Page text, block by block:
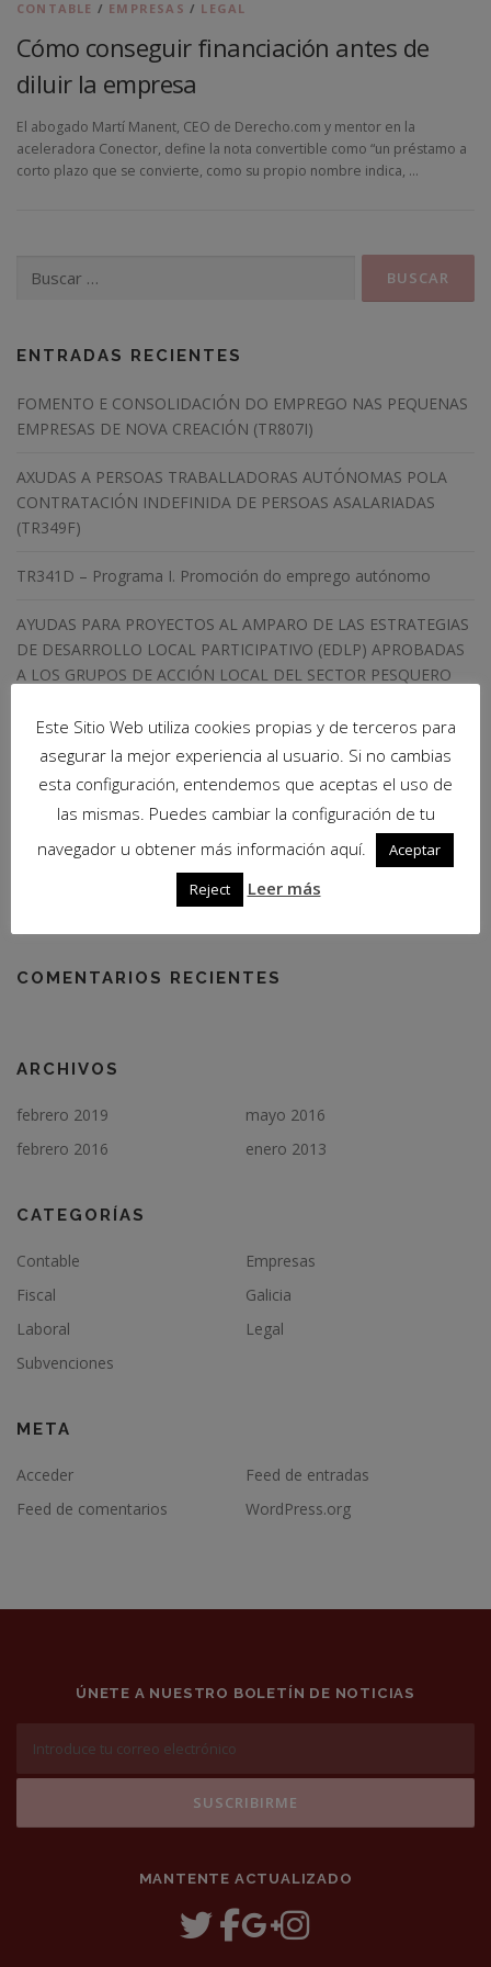
NOSOTROS CONTACTO ASESORÍA VIRTUAL
CONTABLE / EMPRESAS / LEGAL
Cómo conseguir financiación antes de
diluir la empresa
El abogado Martí Manent, CEO de Derecho.com y mentor en la
aceleradora Conector, define la nota convertible como “un préstamo a
corto plazo que se convierte, como su propio nombre indica, …
ENTRADAS RECIENTES
FOMENTO E CONSOLIDACIÓN DO EMPREGO NAS PEQUENAS
EMPRESAS DE NOVA CREACIÓN (TR807I)
AXUDAS A PERSOAS TRABALLADORAS AUTÓNOMAS POLA
CONTRATACIÓN INDEFINIDA DE PERSOAS ASALARIADAS
(TR349F)
TR341D – Programa I. Promoción do emprego autónomo
AYUDAS PARA PROYECTOS AL AMPARO DE LAS ESTRATEGIAS
DE DESARROLLO LOCAL PARTICIPATIVO (EDLP) APROBADAS
A LOS GRUPOS DE ACCIÓN LOCAL DEL SECTOR PESQUERO
PESCA- DOG núm 22 del día 31 de enero de 2019 – PE155A.
para el año 2019
AYUDAS PARA EL FINANCIAMIENTO DE ACCIONES
FORMATIVAS CON COMPROMISO DE CONTRATACIÓN EN
UNIDADES FORMATIVAS DE LAS EMPRESAS E INCENTIVOS A
LA CONTRATACIÓN VINCULADOS – DOG núm. 246 de jueves
27 de diciembre de 2018 – TR301P Y TR349X para el año 2019
COMENTARIOS RECIENTES
ARCHIVOS
febrero 2019
mayo 2016
febrero 2016
enero 2013
CATEGORÍAS
Contable
Empresas
Fiscal
Galicia
Laboral
Legal
Subvenciones
META
Acceder
Feed de entradas
Feed de comentarios
WordPress.org
ÚNETE A NUESTRO BOLETÍN DE NOTICIAS
MANTENTE ACTUALIZADO
Este Sitio Web utiliza cookies propias y de terceros para
asegurar la mejor experiencia al usuario. Si no cambias
esta configuración, entendemos que aceptas el uso de
las mismas. Puedes cambiar la configuración de tu
navegador u obtener más información aquí.
Aceptar
Reject
Leer más